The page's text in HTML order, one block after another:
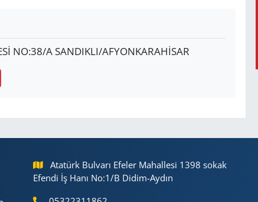
NO:38/A SANDIKLI/AFYONKARAHİSAR
Atatürk Bulvarı Efeler Mahallesi 1398 sokak
Efendi İş Hanı No:1/B Didim-Aydın